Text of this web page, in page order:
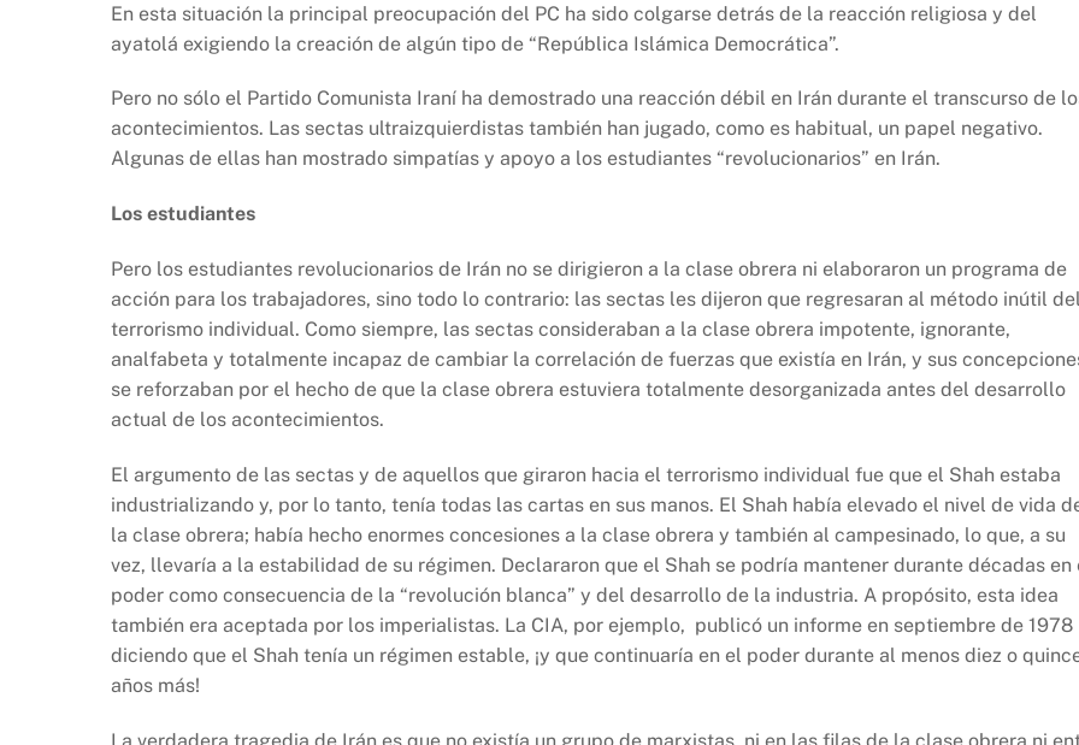
En esta situación la principal preocupación del PC ha sido colgarse detrás de la reacción religiosa y del
ayatolá exigiendo la creación de algún tipo de “República Islámica Democrática”.
Pero no sólo el Partido Comunista Iraní ha demostrado una reacción débil en Irán durante el transcurso de
acontecimientos. Las sectas ultraizquierdistas también han jugado, como es habitual, un papel negativo.
Algunas de ellas han mostrado simpatías y apoyo a los estudiantes “revolucionarios” en Irán.
Los estudiantes
Pero los estudiantes revolucionarios de Irán no se dirigieron a la clase obrera ni elaboraron un programa de
acción para los trabajadores, sino todo lo contrario: las sectas les dijeron que regresaran al método inútil del
terrorismo individual. Como siempre, las sectas consideraban a la clase obrera impotente, ignorante,
analfabeta y totalmente incapaz de cambiar la correlación de fuerzas que existía en Irán, y sus
se reforzaban por el hecho de que la clase obrera estuviera totalmente desorganizada antes del desarrollo
actual de los acontecimientos.
El argumento de las sectas y de aquellos que giraron hacia el terrorismo individual fue que el Shah estaba
industrializando y, por lo tanto, tenía todas las cartas en sus manos. El Shah había elevado el nivel de vida
la clase obrera; había hecho enormes concesiones a la clase obrera y también al campesinado, lo que, a su
vez, llevaría a la estabilidad de su régimen. Declararon que el Shah se podría mantener durante décadas en
poder como consecuencia de la “revolución blanca” y del desarrollo de la industria. A propósito, esta idea
también era aceptada por los imperialistas. La CIA, por ejemplo, publicó un informe en septiembre de 1978
diciendo que el Shah tenía un régimen estable, ¡y que continuaría en el poder durante al menos diez o
años más!
La verdadera tragedia de Irán es que no existía un grupo de marxistas, ni en las filas de la clase obrera ni